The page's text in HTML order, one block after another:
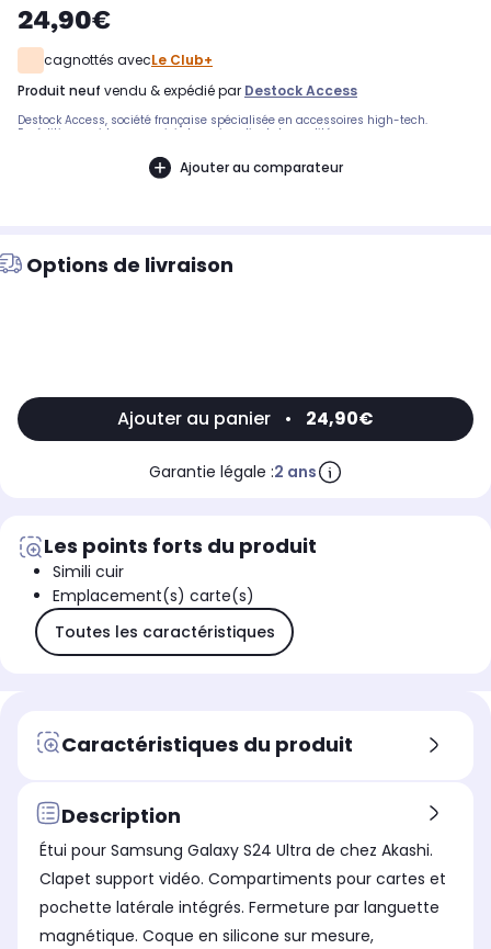
24,90€
cagnottés avecLe Club+
produit neuf vendu & expédié par Destock Access
Destock Access, société française spécialisée en accessoires high-tech.
Expédition rapide avec suivi et service client de qualité.
Ajouter au comparateur
Options de livraison
Ajouter au panier • 24,90€
Garantie légale :2 ans
Les points forts du produit
Simili cuir
Emplacement(s) carte(s)
Toutes les caractéristiques
Caractéristiques du produit
Description
Étui pour Samsung Galaxy S24 Ultra de chez Akashi.
Clapet support vidéo. Compartiments pour cartes et
pochette latérale intégrés. Fermeture par languette
magnétique. Coque en silicone sur mesure,